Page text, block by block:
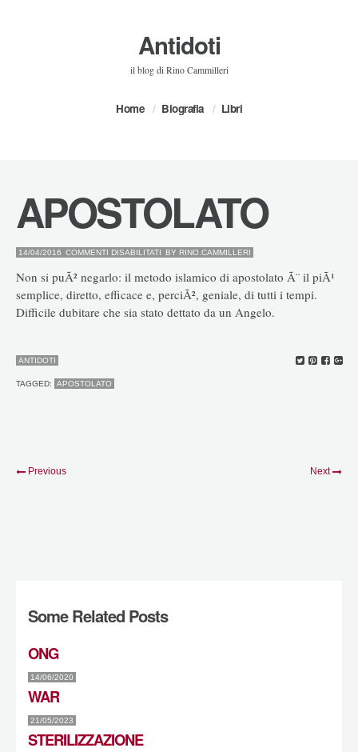
Antidoti
il blog di Rino Cammilleri
Home Biografia Libri
APOSTOLATO
14/04/2016 COMMENTI DISABILITATI SU
BY RINO.CAMMILLERI
Non si puÃ² negarlo: il metodo islamico di apostolato Ã¨ il piÃ¹
semplice, diretto, efficace e, perciÃ², geniale, di tutti i tempi.
Difficile dubitare che sia stato dettato da un Angelo.
ANTIDOTI
TAGGED: APOSTOLATO
Previous Next
Some Related Posts
ONG
14/06/2020
WAR
21/05/2023
STERILIZZAZIONE